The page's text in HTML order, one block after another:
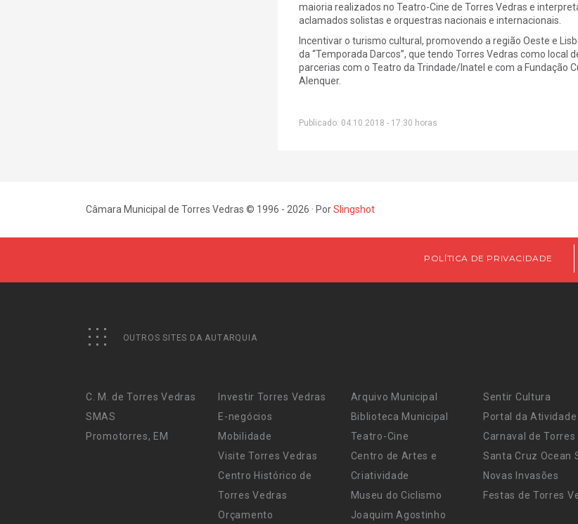
maioria realizados no Teatro-Cine de Torres Vedras e
aclamados solistas e orquestras nacionais e internacionais.
Incentivar o turismo cultural, promovendo a região Oeste e
da “Temporada Darcos”, que tendo Torres Vedras como local
parcerias com o Teatro da Trindade/Inatel e com a Fundação
Alenquer.
Publicado: 04.10.2018 - 17:30 horas
Câmara Municipal de Torres Vedras © 1996 - 2026 · PorSlingshot
POLÍTICA DE PRIVACIDADE
OUTROS SITES DA AUTARQUIA
C. M. de Torres Vedras
SMAS
Promotorres, EM
Investir Torres Vedras
E-negócios
Mobilidade
Visite Torres Vedras
Centro Histórico de
Torres Vedras
Orçamento
Arquivo Municipal
Biblioteca Municipal
Teatro-Cine
Centro de Artes e
Criatividade
Museu do Ciclismo
Joaquim Agostinho
Sentir Cultura
Portal da Atividade
Carnaval de Torres
Santa Cruz Ocean
Novas Invasões
Festas de Torres